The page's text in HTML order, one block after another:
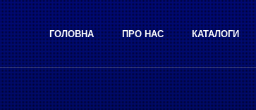
ГОЛОВНА ПРО НАС КАТАЛОГИ